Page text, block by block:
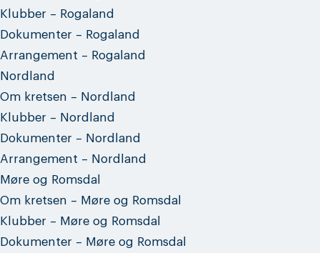
Klubber – Rogaland
Dokumenter – Rogaland
Arrangement – Rogaland
Nordland
Om kretsen – Nordland
Klubber – Nordland
Dokumenter – Nordland
Arrangement – Nordland
Møre og Romsdal
Om kretsen – Møre og Romsdal
Klubber – Møre og Romsdal
Dokumenter – Møre og Romsdal